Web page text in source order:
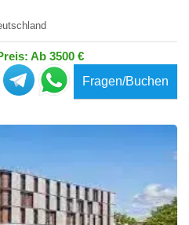
Ab 3500 €
Fragen/Buchen